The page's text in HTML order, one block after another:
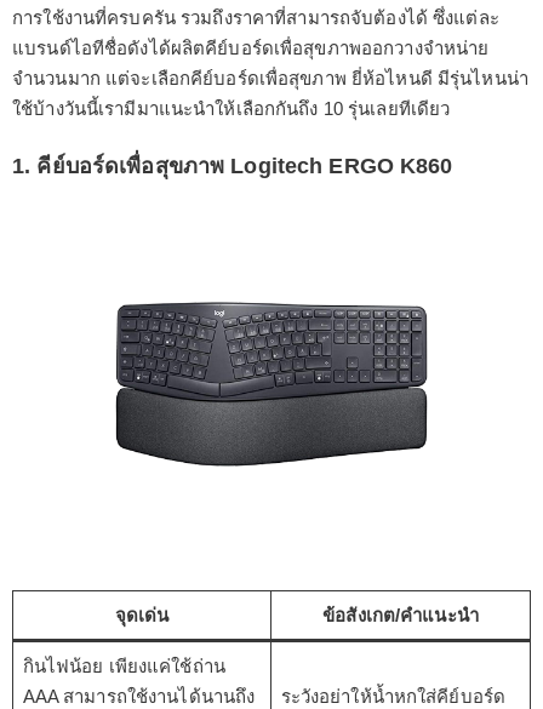
การใช้งานที่ครบครัน รวมถึงราคาที่สามารถจับต้องได้ ซึ่งแต่ละ
แบรนด์ไอทีชื่อดังได้ผลิตคีย์บอร์ดเพื่อสุขภาพออกวางจำหน่าย
จำนวนมาก แต่จะเลือกคีย์บอร์ดเพื่อสุขภาพ ยี่ห้อไหนดี มีรุ่นไหนน่า
ใช้บ้างวันนี้เรามีมาแนะนำให้เลือกกันถึง 10 รุ่นเลยทีเดียว
1. คีย์บอร์ดเพื่อสุขภาพ Logitech ERGO K860
จุดเด่น ข้อสังเกต/คำแนะนำ
กินไฟน้อย เพียงแค่ใช้ถ่าน
AAA สามารถใช้งานได้นานถึง
ระวังอย่าให้น้ำหกใส่คีย์บอร์ด